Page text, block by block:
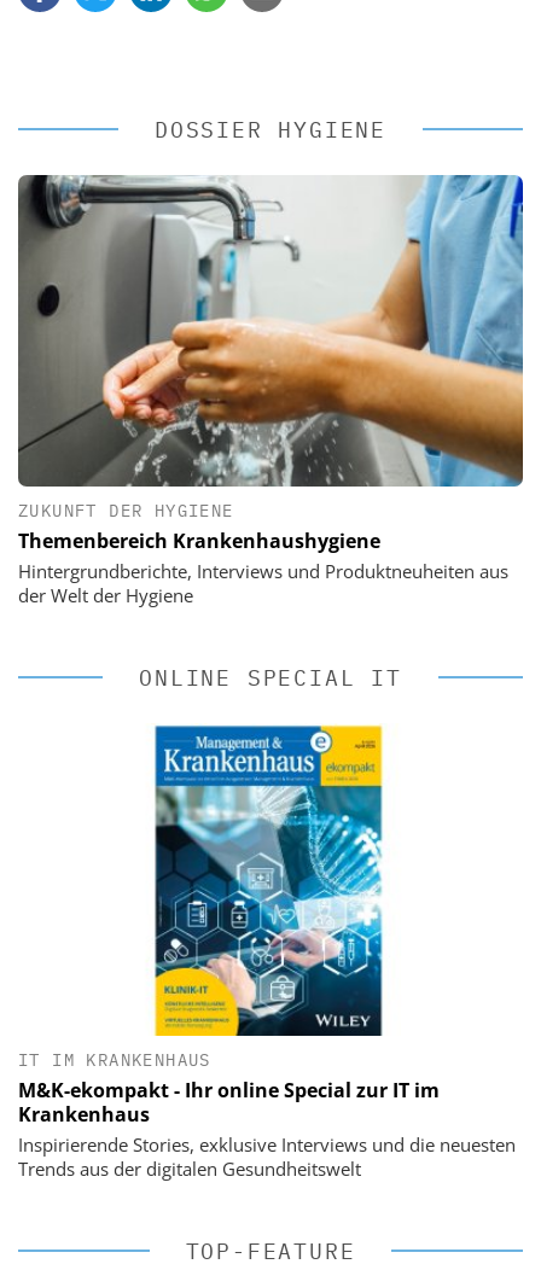
DOSSIER HYGIENE
ZUKUNFT DER HYGIENE
Themenbereich Krankenhaushygiene
Hintergrundberichte, Interviews und Produktneuheiten aus
der Welt der Hygiene
ONLINE SPECIAL IT
IT IM KRANKENHAUS
M&K-ekompakt - Ihr online Special zur IT im
Krankenhaus
Inspirierende Stories, exklusive Interviews und die neuesten
Trends aus der digitalen Gesundheitswelt
TOP-FEATURE